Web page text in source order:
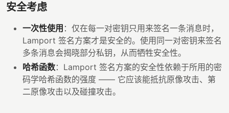
安全考虑
一次性使用 ：仅在每一对密钥只用来签名一条消息时，
Lamport 签名方案才是安全的。使用同一对密钥来签名
多条消息会揭晓部分私钥，从而牺牲安全性。
哈希函数：Lamport 签名方案的安全性依赖于所用的密
码学哈希函数的强度 —— 它应该能抵抗原像攻击、第
二原像攻击以及碰撞攻击。